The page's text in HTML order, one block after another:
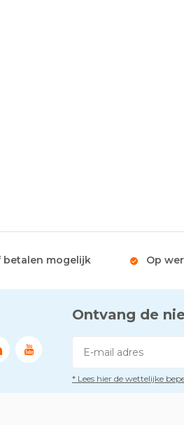
betalen mogelijk Op
Ontvang de
* Lees hier de wettelijke